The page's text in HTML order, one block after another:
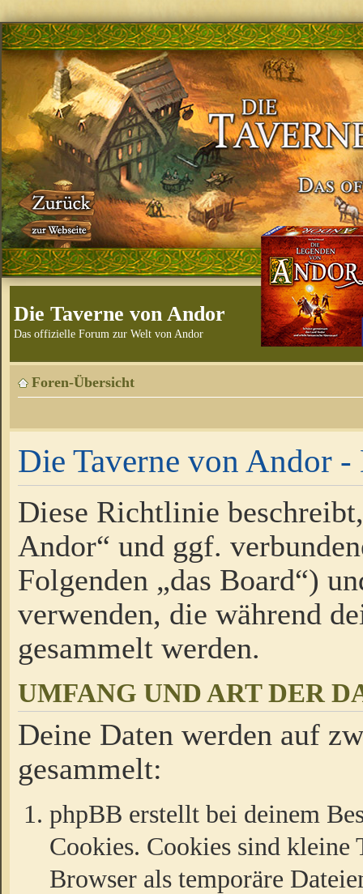
Die Taverne von Andor
Das offizielle Forum zur Welt von Andor
Foren-Übersicht
Die Taverne von Andor
Diese Richtlinie
Andor“ und ggf.
Folgenden „das Board“)
verwenden, die während
gesammelt werden.
UMFANG UND ART DER
Deine Daten werden auf
gesammelt:
phpBB erstellt bei deinem
Cookies. Cookies sind kleine
Browser als temporäre